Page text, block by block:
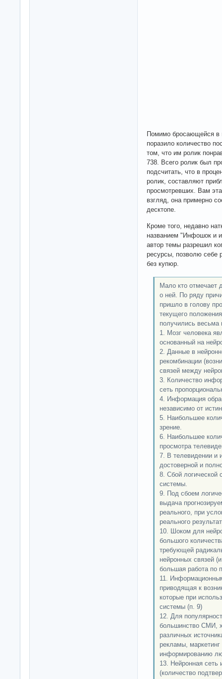
Помимо бросающейся в
поразило количество
том, что им ролик
738. Всего ролик был
подсчитать, что в
ролик, составляют
просмотревших. Вам
взгляд, она примерно
десктопе.
Кроме того, недавно
названием "Инфошок и
автор темы разрешил
ресурсы, позволю себе
без купюр.
Мало кто отмечает
о ней. По ряду
пришло в голову
текущего
получились весьма
1. Мозг человека
основанный на
2. Данные в
рекомбинации
связей между
3. Количество
сеть
4. Информация
независимо от
5. Наибольшее
зрение.
6. Наибольшее
просмотра
7. В телевидении и
достоверной и
8. Сбой логической
системы.
9. Под сбоем
выдача
реального, при
реального
10. Шоком для
большого
требующей
нейронных связей
большая работа по
11.
приводящая к
которые при
системы (п. 9)
12. Для
большинство СМИ,
различных
рекламы,
информированию
13. Нейронная сеть
(количество